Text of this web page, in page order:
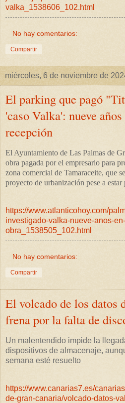
valka_1538606_102.html
No hay comentarios:
Compartir
miércoles, 6 de noviembre de
El parking que pagó
'caso Valka': nueve
recepción
El Ayuntamiento de Las Palmas de
obra pagada por el empresario para
zona comercial de Tamaraceite, que
proyecto de urbanización pese a estar
https://www.atlanticohoy.com/
investigado-valka-nueve-anos-
obra_1538505_102.html
No hay comentarios:
Compartir
El volcado de los datos
frena por la falta de
Un malentendido impide la
dispositivos de almacenaje,
semana esté resuelto
https://www.canarias7.es/
de-gran-canaria/volcado-datos-